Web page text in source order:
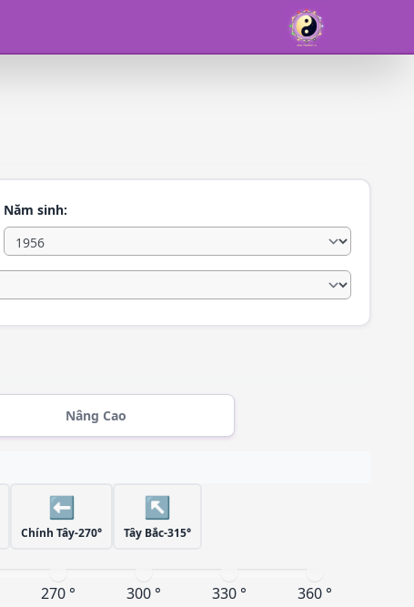
Năm sinh:
Nâng Cao
⬅️
Chính Tây-270°
↖️
Tây Bắc-315°
270 ° 300 ° 330 ° 360 °